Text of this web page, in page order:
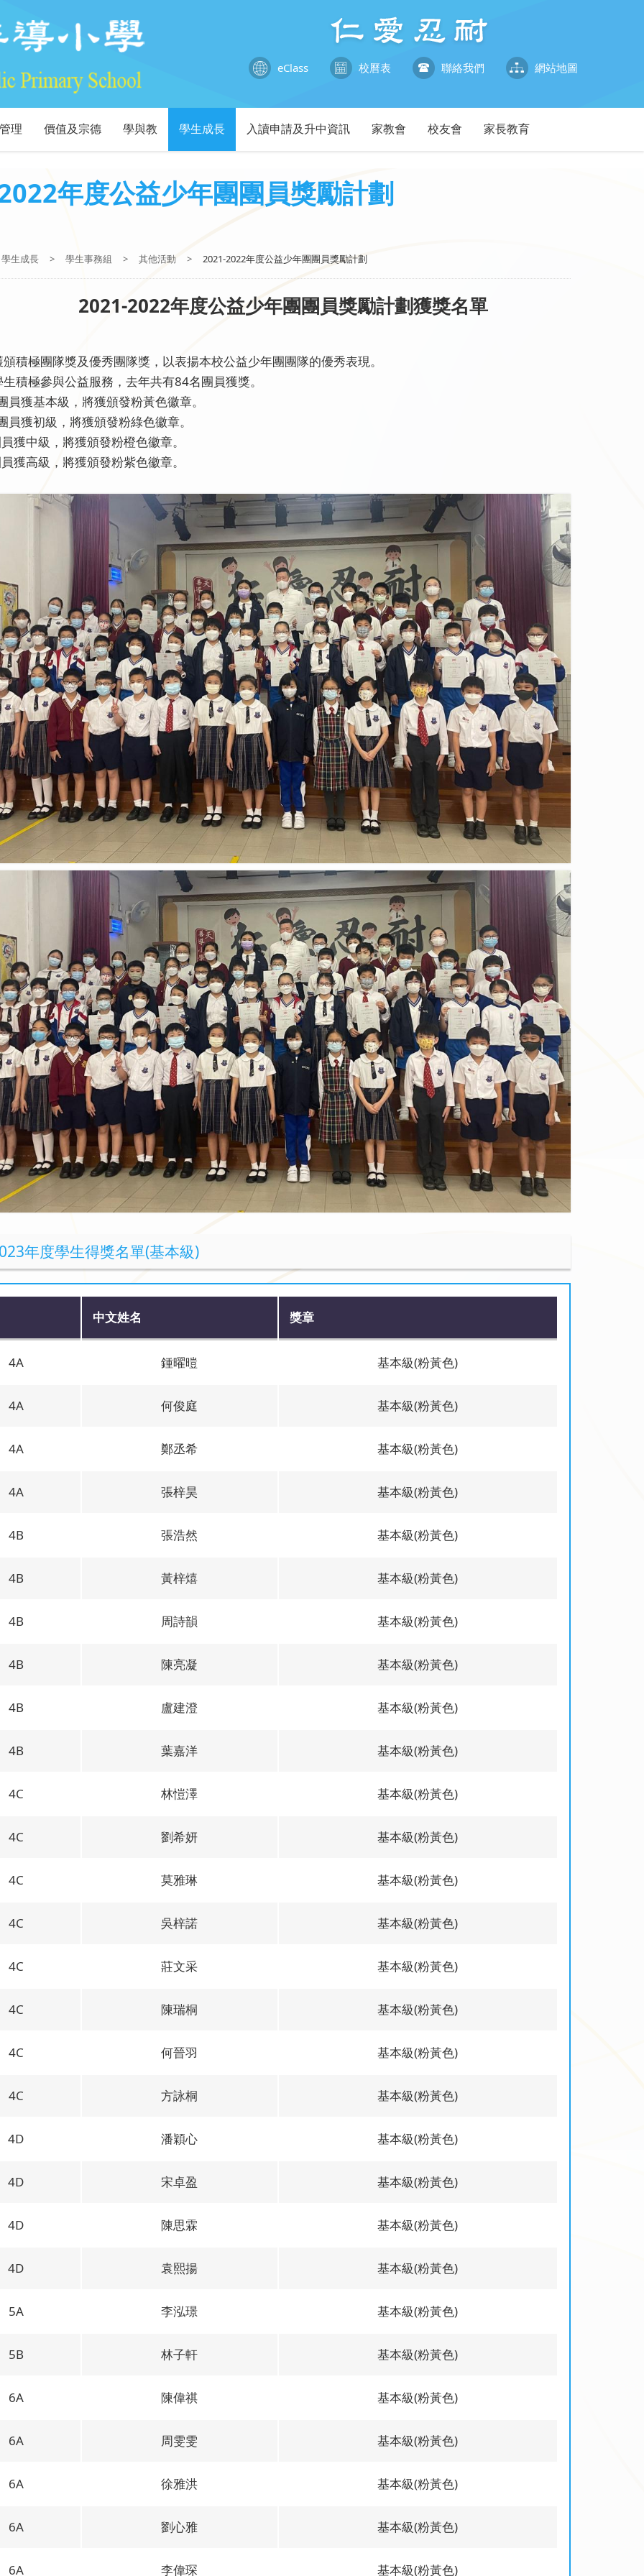
eClass 校曆表 聯絡我們 網站地圖
理 價值及宗德 學與教 學生成長 入讀申請及升中資訊 家教會 校友會 家長教育
年度公益少年團團員獎勵計劃
學生成長 > 學生事務組 > 其他活動 > 2021-2022年度公益少年團團員獎勵計劃
2021-2022年度公益少年團團員獎勵計劃獲獎名單
積極團隊獎及優秀團隊獎，以表揚本校公益少年團團隊的優秀表現。
積極參與公益服務，去年共有84名團員獲獎。
員獲基本級，將獲頒發粉黃色徽章。
員獲初級，將獲頒發粉綠色徽章。
獲中級，將獲頒發粉橙色徽章。
獲高級，將獲頒發粉紫色徽章。
年度學生得獎名單(基本級)
中文姓名 獎章
4A 鍾曜暟 基本級(粉黃色)
4A 何俊庭 基本級(粉黃色)
4A 鄭丞希 基本級(粉黃色)
4A 張梓昊 基本級(粉黃色)
4B 張浩然 基本級(粉黃色)
4B 黃梓熺 基本級(粉黃色)
4B 周詩韻 基本級(粉黃色)
4B 陳亮凝 基本級(粉黃色)
4B 盧建澄 基本級(粉黃色)
4B 葉嘉洋 基本級(粉黃色)
4C 林愷澤 基本級(粉黃色)
4C 劉希妍 基本級(粉黃色)
4C 莫雅琳 基本級(粉黃色)
4C 吳梓諾 基本級(粉黃色)
4C 莊文采 基本級(粉黃色)
4C 陳瑞桐 基本級(粉黃色)
4C 何晉羽 基本級(粉黃色)
4C 方詠桐 基本級(粉黃色)
4D 潘穎心 基本級(粉黃色)
4D 宋卓盈 基本級(粉黃色)
4D 陳思霖 基本級(粉黃色)
4D 袁熙揚 基本級(粉黃色)
5A 李泓璟 基本級(粉黃色)
5B 林子軒 基本級(粉黃色)
6A 陳偉祺 基本級(粉黃色)
6A 周雯雯 基本級(粉黃色)
6A 徐雅洪 基本級(粉黃色)
6A 劉心雅 基本級(粉黃色)
6A 李偉琛 基本級(粉黃色)